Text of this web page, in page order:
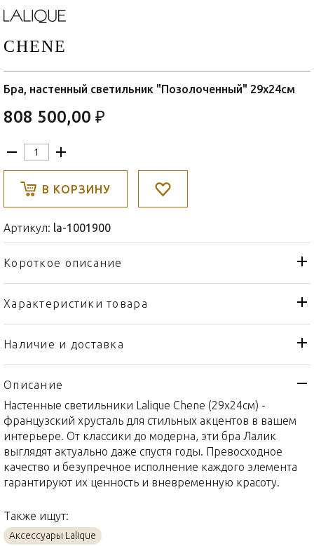
CHENE
Бра, настенный светильник "Позолоченный" 29x24см
808 500,00 ₽
В КОРЗИНУ
Артикул: la-1001900
Короткое описание
Характеристики товара
Тип товара
Бра, настенный светильник
Бренд
Коллекция
Chene
Страна производителя
Материал
Золото, Хрусталь
Объем / Размер
29x24см
Наличие и доставка
Описание
Настенные светильники Lalique Chene (29x24см) -
французский хрусталь для стильных акцентов в вашем
интерьере. От классики до модерна, эти бра Лалик
выглядят актуально даже спустя годы. Превосходное
качество и безупречное исполнение каждого элемента
гарантируют их ценность и вневременную красоту.
Также ищут:
Аксессуары Lalique